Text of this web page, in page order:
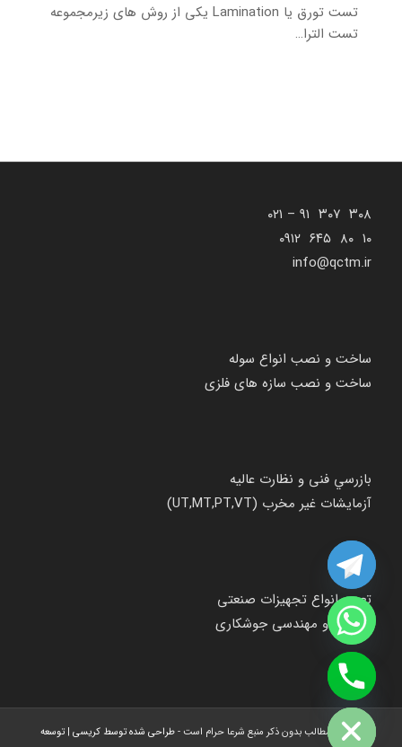
تست تورق یا Lamination یکی از روش های زیرمجموعه
تست الترا…
۳۰۸ ۳۰۷ ۹۱ – ۰۲۱
۱۰ ۸۰ ۶۴۵ ۰۹۱۲
info@qctm.ir
ساخت و نصب انواع سوله
ساخت و نصب سازه های فلزی
بازرسي فنی و نظارت عاليه
آزمایشات غیر مخرب (UT,MT,PT,VT)
تعمیر انواع تجهیزات صنعتی
مشاوره و مهندسی جوشکاری
کپی کردن مطالب بدون ذکر منبع شرعا حرام است -طراحی شده توسط کریسی| توسعه
Hide
chaty